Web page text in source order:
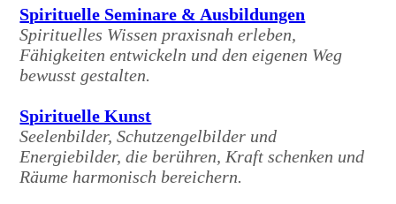
Spirituelle Seminare & Ausbildungen
Spirituelles Wissen praxisnah erleben,
Fähigkeiten entwickeln und den eigenen Weg
bewusst gestalten.
Spirituelle Kunst
Seelenbilder, Schutzengelbilder und
Energiebilder, die berühren, Kraft schenken und
Räume harmonisch bereichern.